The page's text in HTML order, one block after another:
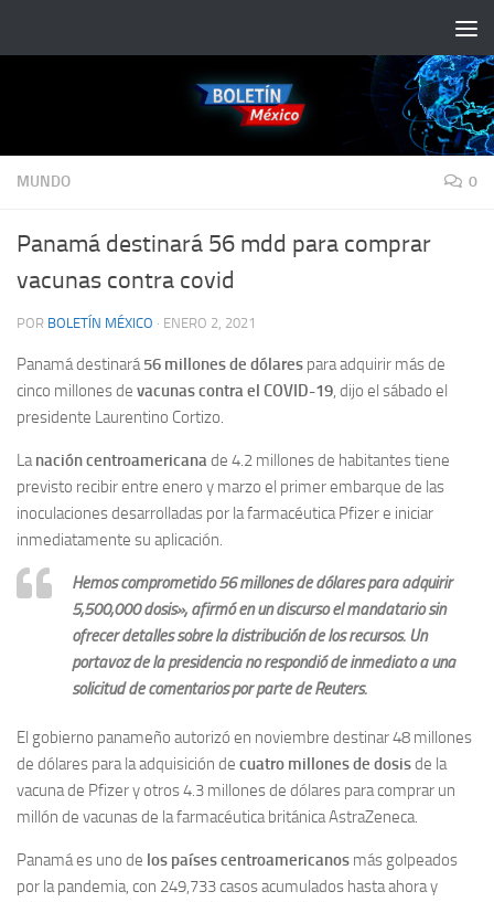
MUNDO 0
Panamá destinará 56 mdd para comprar
vacunas contra covid
POR BOLETÍN MÉXICO · ENERO 2, 2021
Panamá destinará56 millones de dólares para adquirir más de
cinco millones de vacunas contra el COVID-19, dijo el sábado el
presidente Laurentino Cortizo.
Lanación centroamericanade 4.2 millones de habitantes tiene
previsto recibir entre enero y marzo el primer embarque de las
inoculaciones desarrolladas por la farmacéutica Pfizer e iniciar
inmediatamente su aplicación.
Hemos comprometido 56 millones de dólares para adquirir
5,500,000 dosis», afirmó en un discurso el mandatario sin
ofrecer detalles sobre la distribución de los recursos. Un
portavoz de la presidencia no respondió de inmediato a una
solicitud de comentarios por parte de Reuters.
El gobierno panameño autorizó en noviembre destinar 48 millones
de dólares para la adquisición de cuatro millones de dosisde la
vacuna de Pfizer y otros 4.3 millones de dólares para comprar un
millón de vacunas de la farmacéutica británica AstraZeneca.
Panamá es uno de los países centroamericanos más golpeados
por la pandemia, con 249,733 casos acumulados hasta ahora y